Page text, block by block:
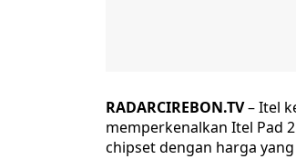
RADARCIREBON.TV– Itel
memperkenalkan Itel Pad
chipset dengan harga yang